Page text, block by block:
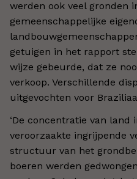
werden ook veel gronden
gemeenschappelijke
getuigen in het rapport
wijze gebeurde, dat ze
verkoop. Verschillende
uitgevochten voor
‘De concentratie van
veroorzaakte ingrijpende
structuur van het
boeren werden